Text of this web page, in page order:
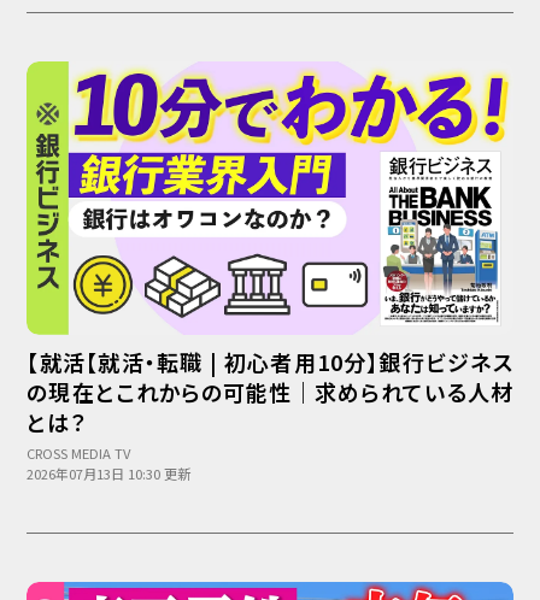
【就活【就活・転職 | 初心者用10分】銀行ビジネス
の現在とこれからの可能性｜求められている人材
とは？
CROSS MEDIA TV
2026年07月13日 10:30 更新